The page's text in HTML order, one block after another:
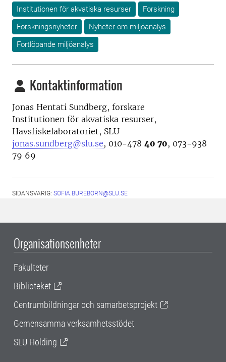
Institutionen för akvatiska resurser
Forskning
Forskningsnyheter
Nyheter om miljöanalys
Fortlöpande miljöanalys
Kontaktinformation
Jonas Hentati Sundberg, forskare
Institutionen för akvatiska resurser,
Havsfiskelaboratoriet, SLU
jonas.sundberg@slu.se, 010-478 40 70, 073-938
79 69
SIDANSVARIG: SOFIA.BUREBORN@SLU.SE
Organisationsenheter
Fakulteter
Biblioteket
Centrumbildningar och samarbetsprojekt
Gemensamma verksamhetsstödet
SLU Holding